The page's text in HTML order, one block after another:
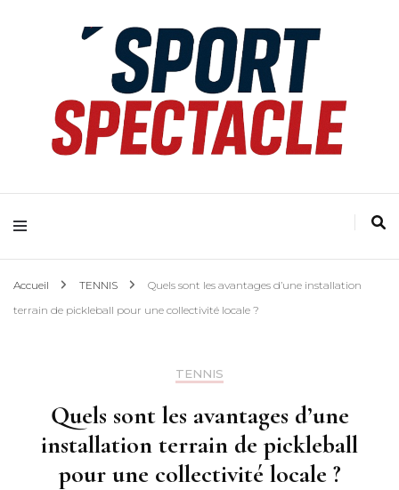
Accueil TENNIS
Quels sont les avantages d’une installation
terrain de pickleball pour une collectivité locale ?
TENNIS
Quels sont les avantages d’une
installation terrain de pickleball
pour une collectivité locale ?